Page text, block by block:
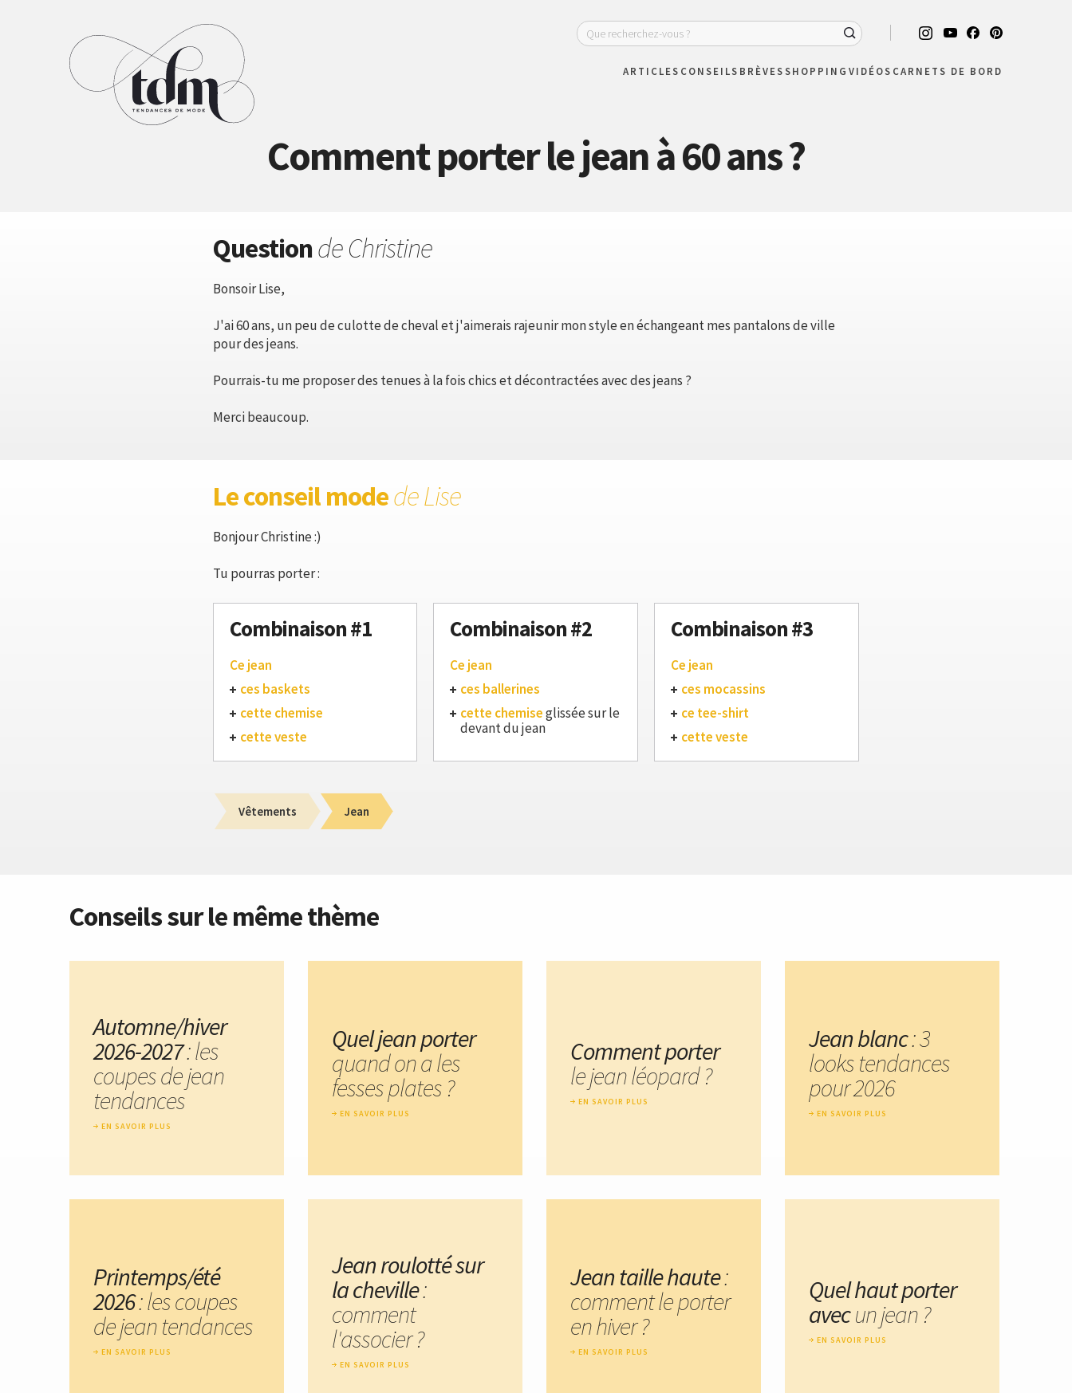
ARTICLES CONSEILS BRÈVESSHOPPING VIDÉOS CARNETS DE BORD
Comment porter le jean à 60 ans ?
Questionde Christine
Bonsoir Lise,
J'ai 60 ans, un peu de culotte de cheval et j'aimerais rajeunir mon style en échangeant mes pantalons de ville
pour des jeans.
Pourrais-tu me proposer des tenues à la fois chics et décontractées avec des jeans ?
Merci beaucoup.
Le conseil modede Lise
Bonjour Christine :)
Tu pourras porter :
Combinaison #1
Ce jean
ces baskets
cette chemise
cette veste
Combinaison #2
Ce jean
ces ballerines
cette chemiseglissée sur le
devant du jean
Combinaison #3
Ce jean
ces mocassins
ce tee-shirt
cette veste
Vêtements Jean
Conseils sur le même thème
Automne/hiver
2026-2027: les
coupes de jean
tendances
EN SAVOIR PLUS
Quel jean porter
quand on a les
fesses plates ?
EN SAVOIR PLUS
Comment porter
le jean léopard ?
EN SAVOIR PLUS
Jean blanc: 3
looks tendances
pour 2026
EN SAVOIR PLUS
Printemps/été
2026: les coupes
de jean tendances
EN SAVOIR PLUS
Jean roulotté sur
la cheville:
comment
l'associer ?
EN SAVOIR PLUS
Jean taille haute:
comment le porter
en hiver ?
EN SAVOIR PLUS
Quel haut porter
avecun jean ?
EN SAVOIR PLUS